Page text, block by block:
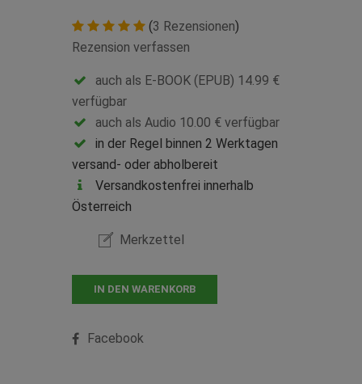
(3 Rezensionen)
Rezension verfassen
auch als E-BOOK (EPUB) 14.99 €
verfügbar
auch als Audio 10.00 € verfügbar
in der Regel binnen 2 Werktagen
versand- oder abholbereit
Versandkostenfrei innerhalb
Österreich
Merkzettel
IN DEN WARENKORB
Facebook